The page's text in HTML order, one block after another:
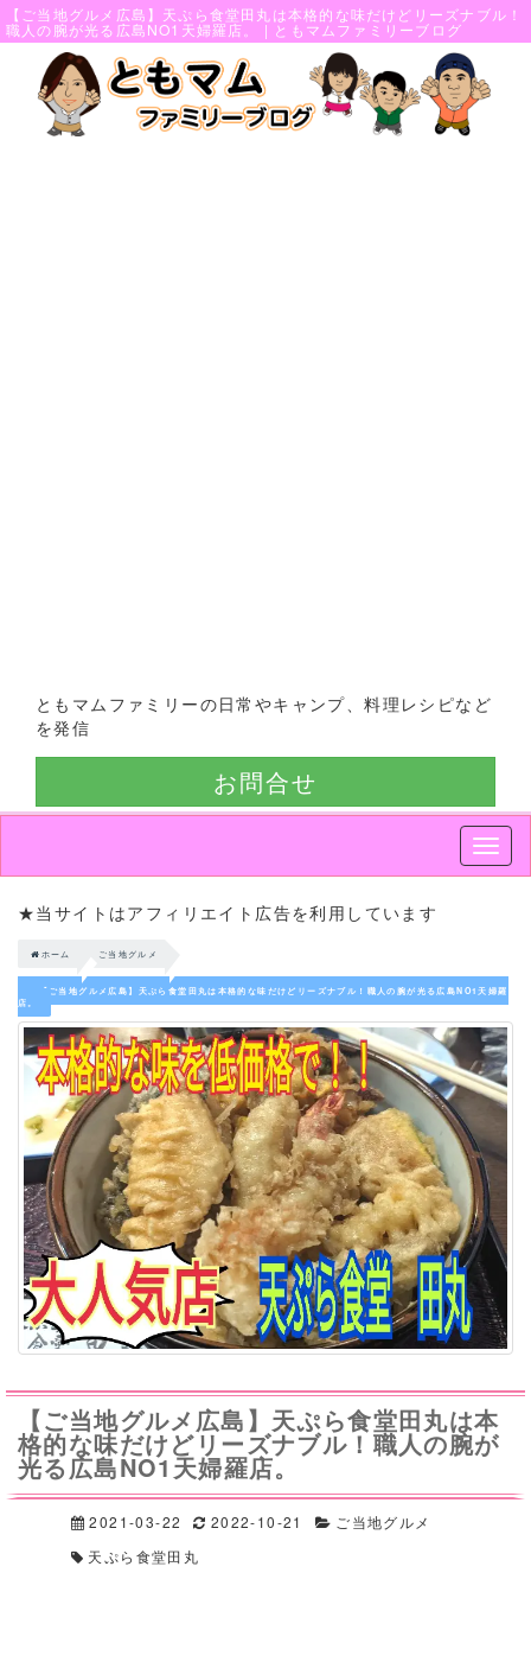
【ご当地グルメ広島】天ぷら食堂田丸は本格的な味だけどリーズナブル！
職人の腕が光る広島NO1天婦羅店。 | ともマムファミリーブログ
ともマムファミリーの日常やキャンプ、料理レシピなど
を発信
お問合せ
Nav
★当サイトはアフィリエイト広告を利用しています
ホーム ご当地グルメ
【ご当地グルメ広島】天ぷら食堂田丸は本格的な味だけどリーズナブル！職人の腕が光る広島NO1天婦羅
店。
【ご当地グルメ広島】天ぷら食堂田丸は本
格的な味だけどリーズナブル！職人の腕が
光る広島NO1天婦羅店。
2021-03-22 2022-10-21
ご当地グルメ
天ぷら食堂田丸